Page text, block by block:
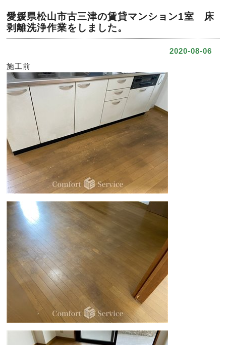
愛媛県松山市古三津の賃貸マンション1室 床
剥離洗浄作業をしました。
2020-08-06
施工前